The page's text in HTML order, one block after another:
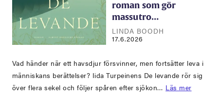
roman som gör
massutro…
LINDA BOODH
17.6.2026
Vad händer när ett havsdjur försvinner, men fortsätter leva i
människans berättelser? Iida Turpeinens De levande rör sig
över flera sekel och följer spåren efter sjökon… Läs mer